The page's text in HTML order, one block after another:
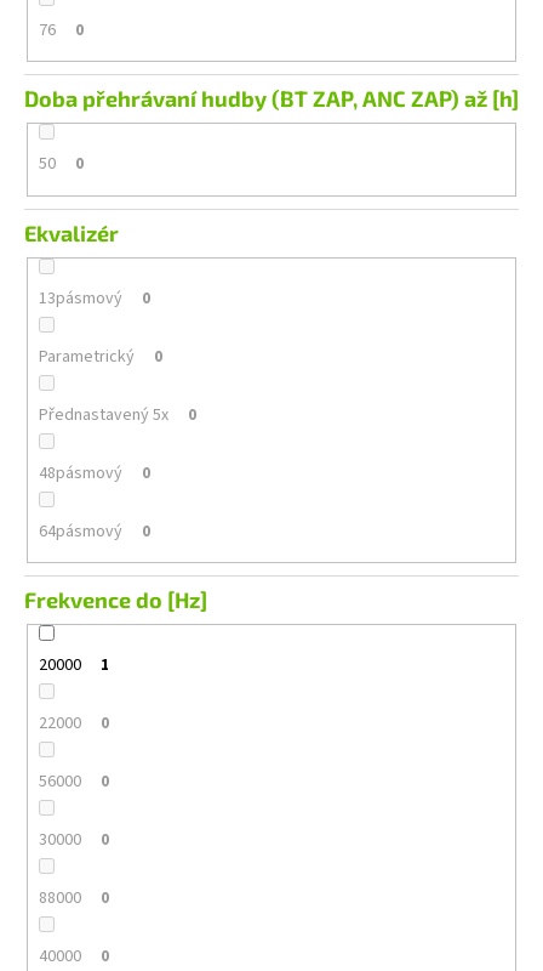
76 0
Doba přehrávaní hudby (BT ZAP, ANC ZAP) až [h]
50 0
Ekvalizér
13pásmový 0
Parametrický 0
Přednastavený 5x 0
48pásmový 0
64pásmový 0
Frekvence do [Hz]
20000 1
22000 0
56000 0
30000 0
88000 0
40000 0